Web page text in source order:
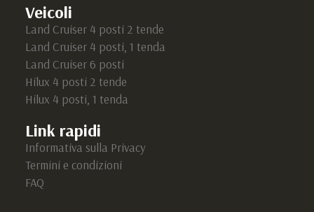
Veicoli
Land Cruiser 4 posti 2 tende
Land Cruiser 4 posti, 1 tenda
Land Cruiser 6 posti
Hilux 4 posti 2 tende
Hilux 4 posti, 1 tenda
Link rapidi
Informativa sulla Privacy
Termini e condizioni
FAQ